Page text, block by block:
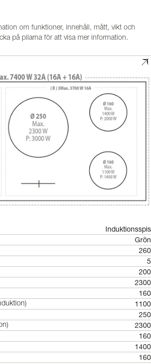
om funktioner, innehåll, mått, vikt och
på pilarna för att visa mer information.
Induktionsspis
Grön
260
5
200
2300
160
1100
250
2300
160
1400
160